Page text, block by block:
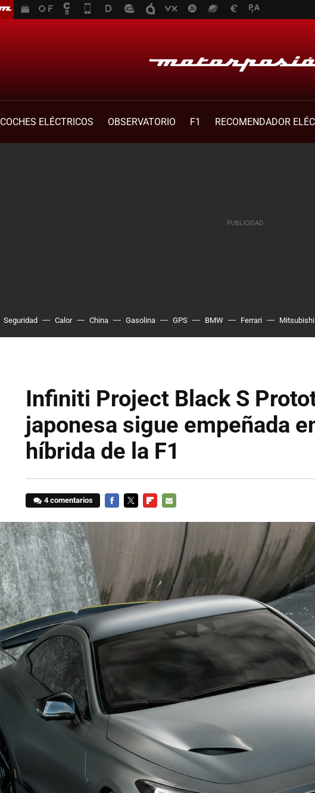
COCHES ELÉCTRICOS OBSERVATORIO F1
RECOMENDADOR
Seguridad Calor China Gasolina GPS BMW Ferrari Mitsubishi
Infiniti Project Black S
japonesa sigue empeñada
híbrida de la F1
4 comentarios